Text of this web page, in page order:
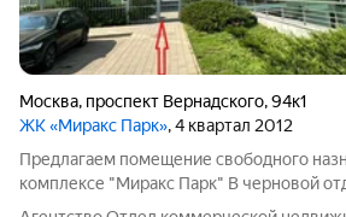
Москва, проспект Вернадского,94к1
ЖК «Миракс Парк», 4 квартал 2012
Предлагаем помещение свободного
комплексе "Миракс Парк" В черновой
стяжка пола, выровнены и оштукатурены